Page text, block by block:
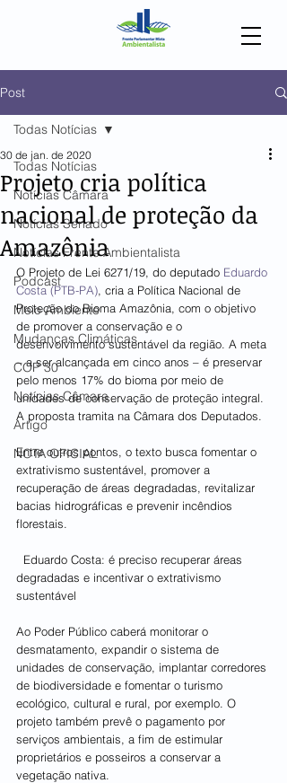
Post
Todas Notícias
Notícias Câmara
Notícias Senado
Notícias Frente Ambientalista
Podcast
Meio Ambiente
Mudanças Climáticas
COP 30
Notícias Câmara
Artigo
NOTA OFICIAL
Todas Notícias
Projeto cria política
nacional de proteção da
Amazônia
30 de jan. de 2020
O Projeto de Lei 6271/19, do deputado Eduardo
Costa (PTB-PA), cria a Política Nacional de
Proteção do Bioma Amazônia, com o objetivo
de promover a conservação e o
desenvolvimento sustentável da região. A meta
– a ser alcançada em cinco anos – é preservar
pelo menos 17% do bioma por meio de
unidades de conservação de proteção integral.
A proposta tramita na Câmara dos Deputados.
Entre outros pontos, o texto busca fomentar o
extrativismo sustentável, promover a
recuperação de áreas degradadas, revitalizar
bacias hidrográficas e prevenir incêndios
florestais.
degradadas e incentivar o extrativismo
sustentável
Ao Poder Público caberá monitorar o
desmatamento, expandir o sistema de
unidades de conservação, implantar corredores
de biodiversidade e fomentar o turismo
ecológico, cultural e rural, por exemplo. O
projeto também prevê o pagamento por
serviços ambientais, a fim de estimular
proprietários e posseiros a conservar a
vegetação nativa.